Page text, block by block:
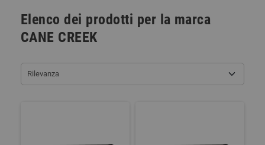
Elenco dei prodotti per la marca
CANE CREEK
Rilevanza